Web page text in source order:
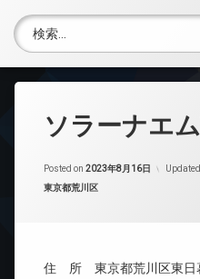
ソラーナエ
Posted on 2023年8月16日
カテゴリー:
東京都荒川区
住 所 東京都荒川区東日